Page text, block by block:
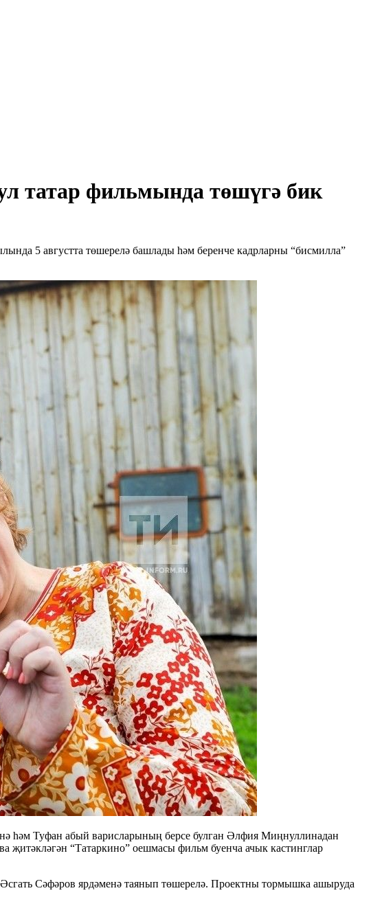
татар фильмында төшүгә бик
5 августта төшерелә башлады һәм беренче кадрларны “бисмилла”
һәм Туфан абый варисларының берсе булган Әлфия Миңнуллинадан
җитәкләгән “Татаркино” оешмасы фильм буенча ачык кастинглар
Сәфәров ярдәменә таянып төшерелә. Проектны тормышка ашыруда